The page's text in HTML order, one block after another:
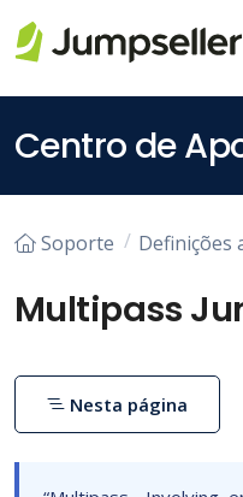
Centro de
Soporte Definições
Multipass
Nesta página